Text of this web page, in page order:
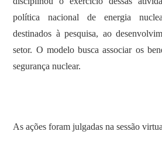
política nacional de energia
destinados à pesquisa, ao
setor. O modelo busca associar os
segurança nuclear.
As ações foram julgadas na sessão